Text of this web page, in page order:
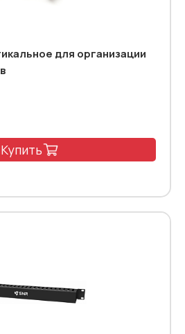
для организации
Купить